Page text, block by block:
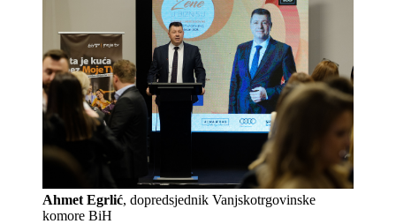
Ahmet Egrlić, dopredsjednik Vanjskotrgovinske
komore BiH